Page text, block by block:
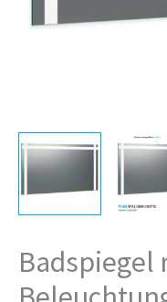
Badspiegel